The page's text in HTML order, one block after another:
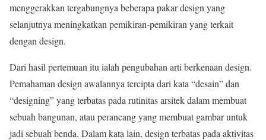
menggerakkan tergabungnya beberapa pakar design yang
selanjutnya meningkatkan pemikiran-pemikiran yang terkait
dengan design.
Dari hasil pertemuan itu ialah pengubahan arti berkenaan design.
Pemahaman design awalannya tercipta dari kata “desain” dan
“designing” yang terbatas pada rutinitas arsitek dalam membuat
sebuah bangunan, atau perancang yang membuat gambar untuk
jadi sebuah benda. Dalam kata lain, design terbatas pada aktivitas